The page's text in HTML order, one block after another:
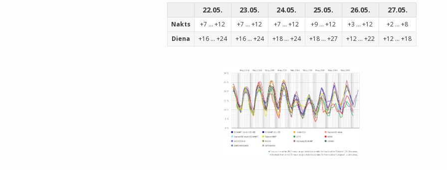
22.05. 23.05. 24.05. 25.05. 26.05. 27.05.
Nakts +7 ... +12 +7 ... +12 +7 ... +12 +9 ... +12 +3 ... +12
+2 ... +8
Diena
+16 ... +24 +16 ... +24 +18 ... +24 +18 ... +27 +12 ... +22 +12 ... +18